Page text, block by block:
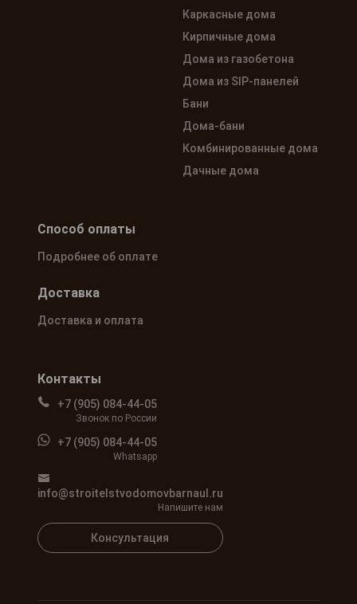
Каркасные дома
Кирпичные дома
Дома из газобетона
Дома из SIP-панелей
Бани
Дома-бани
Комбинированные дома
Дачные дома
Контакты
+7 (905) 084-44-05
Звонок по России
+7 (905) 084-44-05
Whatsapp
info@stroitelstvodomovbarnaul.ru
Напишите нам
Консультация
Способ оплаты
Подробнее об оплате
Доставка
Доставка и оплата